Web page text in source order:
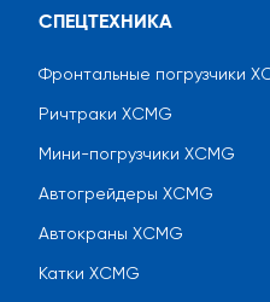
СПЕЦТЕХНИКА
Фронтальные погрузчики
Ричтраки XCMG
Мини-погрузчики XCMG
Автогрейдеры XCMG
Автокраны XCMG
Катки XCMG